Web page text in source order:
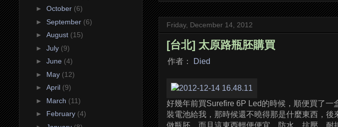
Friday, December 14, 2012
[台北] 太原路瓶胚購買
作者： Died
好幾年前買Surefire 6P Led的時候，順便買了
裝電池給我，那時候還不曉得那是什麼東西，後
做瓶胚，而且這東西輕便便宜，防水、抗壓、耐
► October (6)
► September (6)
► August (15)
► July (9)
► June (4)
► May (12)
► April (9)
► March (11)
► February (4)